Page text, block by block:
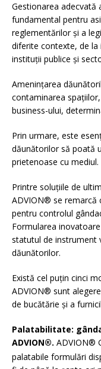
Gestionarea adecvată
fundamental pentru
reglementărilor și a
diferite contexte, de
instituții publice și
Amenințarea
contaminarea
business-ului,
Prin urmare, este
dăunătorilor să poată
prietenoase cu mediul.
Printre soluțiile de
ADVION® se remarcă
pentru controlul
Formularea
statutul de instrument
dăunătorilor.
Există cel puțin cinci
ADVION® sunt
de bucătărie și a
Palatabilitate:
ADVION®. ADVION®
palatabile formulări